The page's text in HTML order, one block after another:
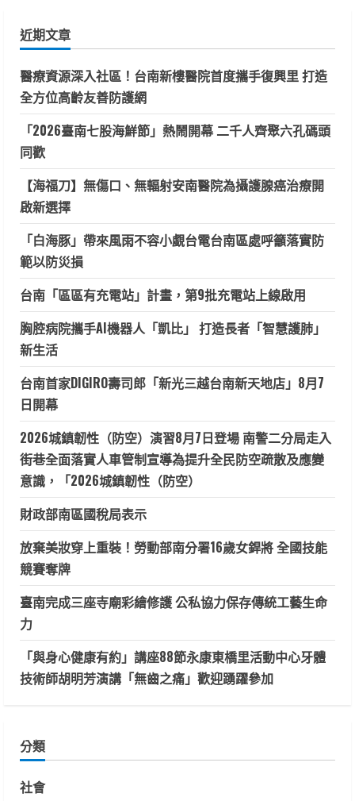
字:
近期文章
醫療資源深入社區！台南新樓醫院首度攜手復興里 打造
全方位高齡友善防護網
「2026臺南七股海鮮節」熱鬧開幕 二千人齊聚六孔碼頭
同歡
【海福刀】無傷口、無輻射安南醫院為攝護腺癌治療開
啟新選擇
「白海豚」帶來風雨不容小覷台電台南區處呼籲落實防
範以防災損
台南「區區有充電站」計畫，第9批充電站上線啟用
胸腔病院攜手AI機器人「凱比」 打造長者「智慧護肺」
新生活
台南首家DIGIRO壽司郎「新光三越台南新天地店」8月7
日開幕
2026城鎮韌性（防空）演習8月7日登場 南警二分局走入
街巷全面落實人車管制宣導為提升全民防空疏散及應變
意識，「2026城鎮韌性（防空）
財政部南區國稅局表示
放棄美妝穿上重裝！勞動部南分署16歲女銲將 全國技能
競賽奪牌
臺南完成三座寺廟彩繪修護 公私協力保存傳統工藝生命
力
「與身心健康有約」講座88節永康東橋里活動中心牙體
技術師胡明芳演講「無齒之痛」歡迎踴躍參加
分類
社會